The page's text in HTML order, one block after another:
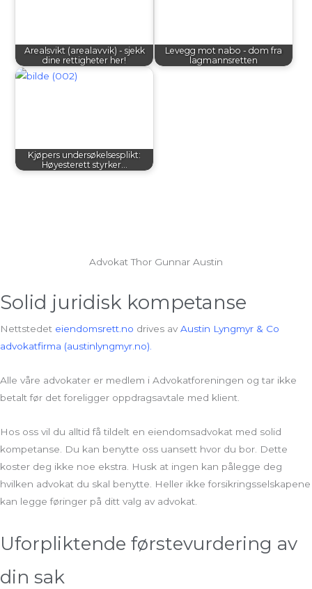
Arealsvikt (arealavvik) - sjekk
dine rettigheter her!
Levegg mot nabo - dom fra
lagmannsretten
Kjøpers undersøkelsesplikt:
Høyesterett styrker…
Advokat Thor Gunnar Austin
Solid juridisk kompetanse
Nettstedet eiendomsrett.no drives av Austin Lyngmyr & Co
advokatfirma (austinlyngmyr.no).
Alle våre advokater er medlem i Advokatforeningen og tar ikke
betalt før det foreligger oppdragsavtale med klient.
Hos oss vil du alltid få tildelt en eiendomsadvokat med solid
kompetanse. Du kan benytte oss uansett hvor du bor. Dette
koster deg ikke noe ekstra. Husk at ingen kan pålegge deg
hvilken advokat du skal benytte. Heller ikke forsikringsselskapene
kan legge føringer på ditt valg av advokat.
Uforpliktende førstevurdering av
din sak